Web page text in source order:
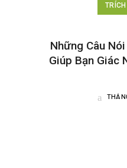
Những Câu
Giúp Bạn Giác